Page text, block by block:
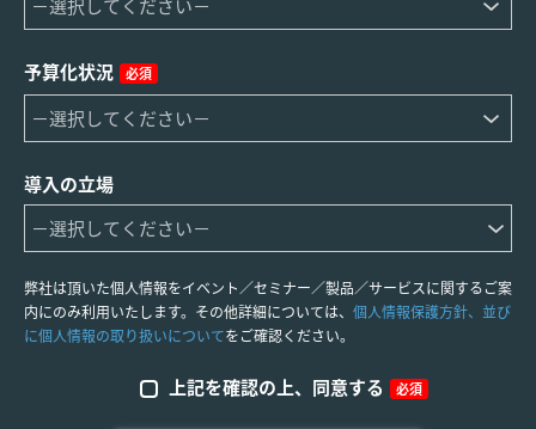
予算化状況 必須
導入の立場
弊社は頂いた個人情報をイベント／セミナー／製品／サービスに関するご案
内にのみ利用いたします。その他詳細については、 個人情報保護方針、並び
に個人情報の取り扱いについてをご確認ください。
上記を確認の上、同意する 必須